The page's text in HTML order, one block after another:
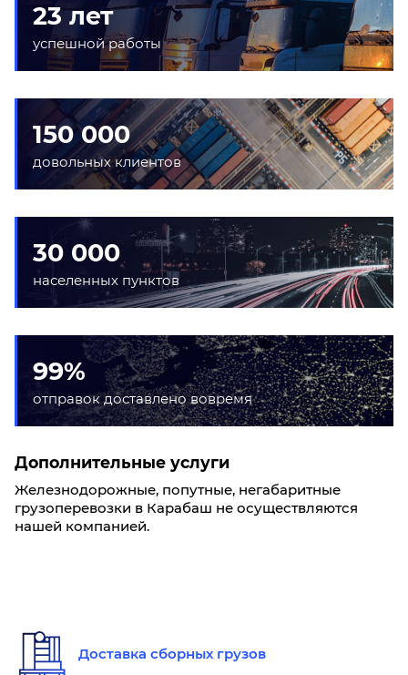
23 лет
успешной работы
150 000
довольных клиентов
30 000
населенных пунктов
99%
отправок доставлено вовремя
Дополнительные услуги
Железнодорожные, попутные, негабаритные
грузоперевозки в Карабаш не осуществляются
нашей компанией.
Доставка сборных грузов